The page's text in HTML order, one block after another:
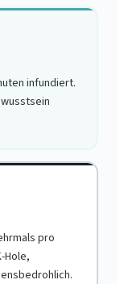
infundiert.
pro
Hole,